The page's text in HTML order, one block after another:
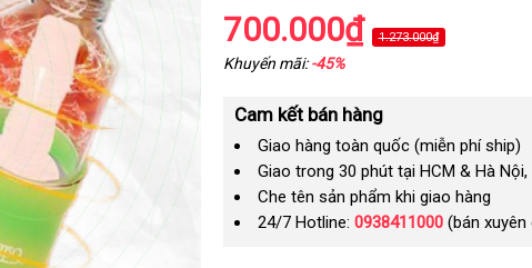
700.000₫ 1.273.000₫
Khuyến mãi:-45%
Cam kết bán hàng
Giao hàng toàn quốc (miễn phí ship)
Giao trong 30 phút tại HCM & Hà Nội,
Che tên sản phẩm khi giao hàng
24/7 Hotline: 0938411000(bán xuyên